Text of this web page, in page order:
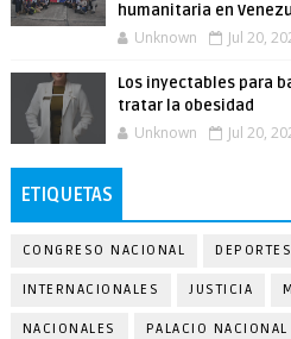
humanitaria en
Unknown Jul 20,
Los inyectables para
tratar la obesidad
Unknown Jul 20,
ETIQUETAS
CONGRESO NACIONAL DEPORTES
INTERNACIONALES JUSTICIA
NACIONALES PALACIO NACIONAL